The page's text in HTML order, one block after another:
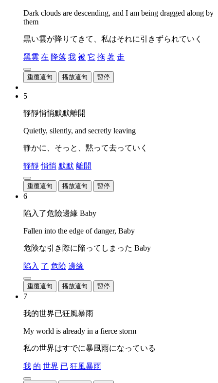
Dark clouds are descending, and I am being dragged along by
them
黒い雲が降りてきて、私はそれに引きずられていく
黑雲 在 降落 我 被 它 拖 著 走
重覆這句 播放這句 暫停
5
靜靜悄悄默默離開
Quietly, silently, and secretly leaving
静かに、そっと、黙って去っていく
靜靜 悄悄 默默 離開
重覆這句 播放這句 暫停
6
陷入了危險邊緣 Baby
Fallen into the edge of danger, Baby
危険な引き際に陥ってしまった Baby
陷入 了 危險 邊緣
重覆這句 播放這句 暫停
7
我的世界已狂風暴雨
My world is already in a fierce storm
私の世界はすでに暴風雨になっている
我 的 世界 已 狂風暴雨